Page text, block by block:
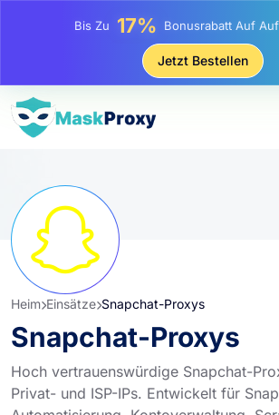
Bis Zu 25% Rabatt Auf
81% Rabatt Auf Rotierende
Jetzt Bestellen
Heim Einsätze Snapchat-Proxys
Snapchat-Proxys
Hoch vertrauenswürdige Snapchat-
Privat- und ISP-IPs. Entwickelt für